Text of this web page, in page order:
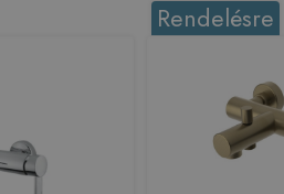
Rendelésre